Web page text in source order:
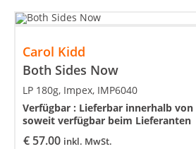
Carol Kidd
Both Sides Now
€ 57.00 inkl. MwSt.
LP 180g, Impex, IMP6040
Verfügbar : Lieferbar innerhalb von
soweit verfügbar beim Lieferanten